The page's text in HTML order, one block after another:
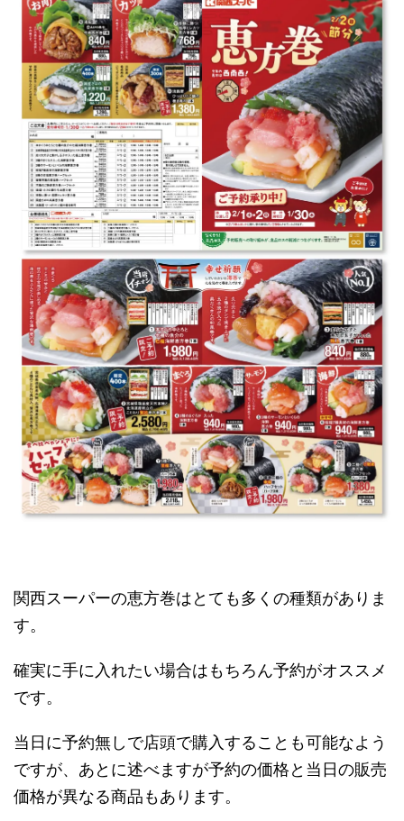
関西スーパーの恵方巻はとても多くの種類がありま
す。
確実に手に入れたい場合はもちろん予約がオススメ
です。
当日に予約無しで店頭で購入することも可能なよう
ですが、あとに述べますが予約の価格と当日の販売
価格が異なる商品もあります。